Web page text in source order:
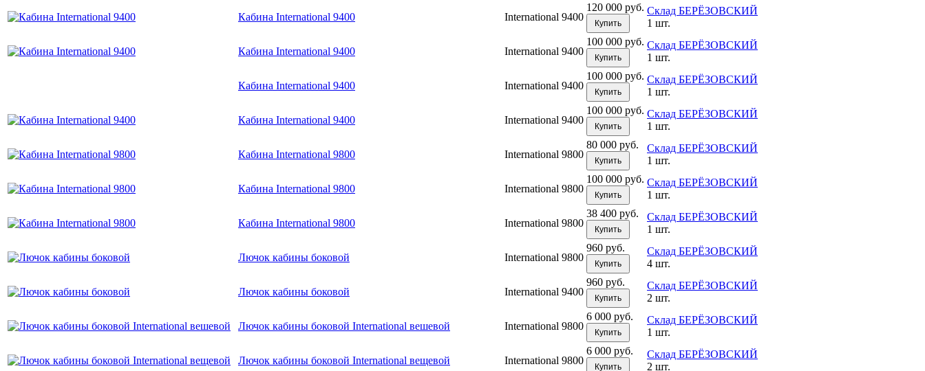
Кабина International 9400 International 9400
120 000 руб.
Купить
Склад БЕРЁЗОВСКИЙ
1 шт.
Кабина International 9400 International 9400
100 000 руб.
Купить
Склад БЕРЁЗОВСКИЙ
1 шт.
Кабина International 9400 International 9400
100 000 руб.
Купить
Склад БЕРЁЗОВСКИЙ
1 шт.
Кабина International 9400 International 9400
100 000 руб.
Купить
Склад БЕРЁЗОВСКИЙ
1 шт.
Кабина International 9800 International 9800
80 000 руб.
Купить
Склад БЕРЁЗОВСКИЙ
1 шт.
Кабина International 9800 International 9800
100 000 руб.
Купить
Склад БЕРЁЗОВСКИЙ
1 шт.
Кабина International 9800 International 9800
38 400 руб.
Купить
Склад БЕРЁЗОВСКИЙ
1 шт.
Лючок кабины боковой International 9800
960 руб.
Купить
Склад БЕРЁЗОВСКИЙ
4 шт.
Лючок кабины боковой International 9400
960 руб.
Купить
Склад БЕРЁЗОВСКИЙ
2 шт.
Лючок кабины боковой International вешевой International 9800
6 000 руб.
Купить
Склад БЕРЁЗОВСКИЙ
1 шт.
Лючок кабины боковой International вещевой International 9800
6 000 руб.
Купить
Склад БЕРЁЗОВСКИЙ
2 шт.